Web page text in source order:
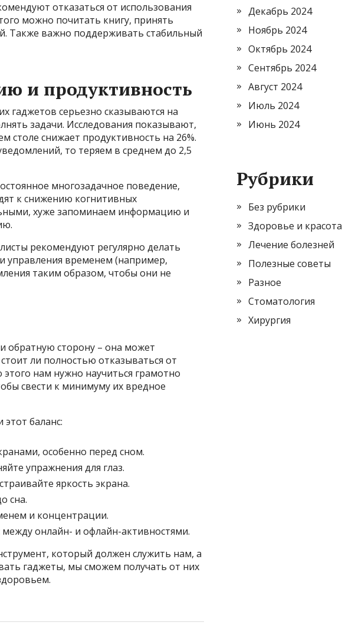
отказаться от использования
можно почитать книгу, принять
Также важно поддерживать стабильный
и продуктивность
гаджетов серьезно сказываются на
задачи. Исследования показывают,
столе снижает продуктивность на 26%.
то теряем в среднем до 2,5
многозадачное поведение,
к снижению когнитивных
хуже запоминаем информацию и
рекомендуют регулярно делать
управления временем (например,
таким образом, чтобы они не
обратную сторону – она может
ли полностью отказываться от
нам нужно научиться грамотно
свести к минимуму их вредное
баланс:
особенно перед сном.
упражнения для глаз.
яркость экрана.
сна.
и концентрации.
онлайн- и офлайн-активностями.
который должен служить нам, а
гаджеты, мы сможем получать от них
Декабрь 2024
Ноябрь 2024
Октябрь 2024
Сентябрь 2024
Август 2024
Июль 2024
Июнь 2024
Рубрики
Без рубрики
Здоровье и красота
Лечение болезней
Полезные советы
Разное
Стоматология
Хирургия